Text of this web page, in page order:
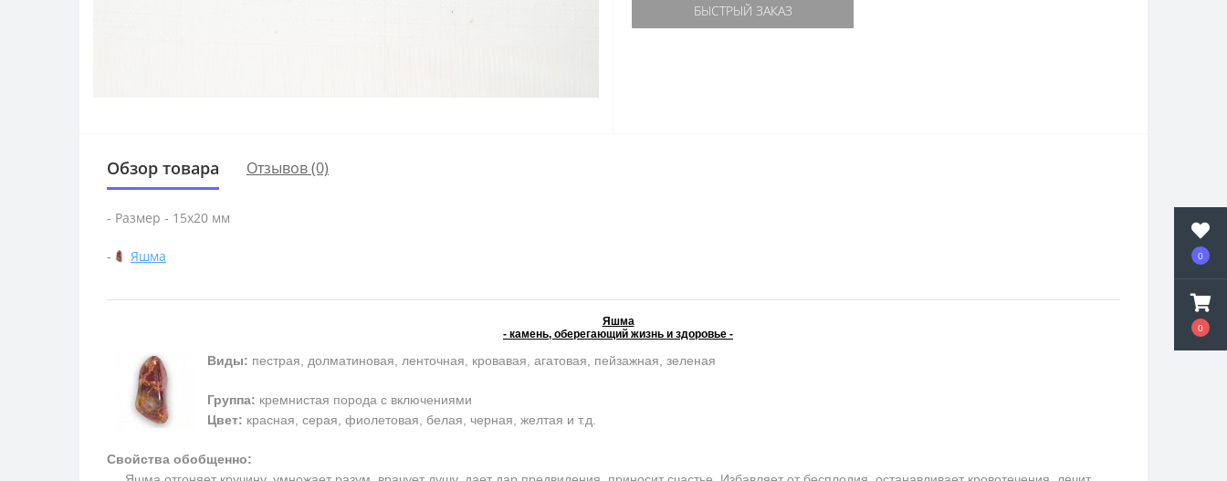
0
0
БЫСТРЫЙ ЗАКАЗ
Обзор товара Отзывов (0)
- Размер - 15х20 мм
- Яшма
Яшма
- камень, оберегающий жизнь и здоровье -
Виды: пестрая, долматиновая, ленточная, кровавая, агатовая, пейзажная, зеленая
Группа: кремнистая порода с включениями
Цвет: красная, серая, фиолетовая, белая, черная, желтая и т.д.
Свойства обобщенно: